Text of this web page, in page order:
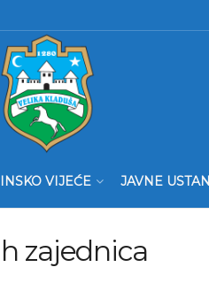
VIJEĆE JAVNE
zajednica